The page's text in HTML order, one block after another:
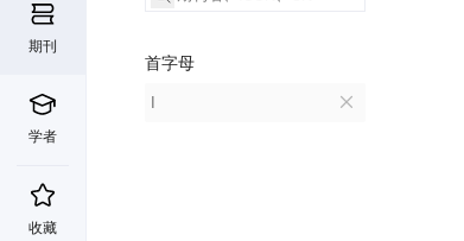
期刊
学者
收藏
首字母